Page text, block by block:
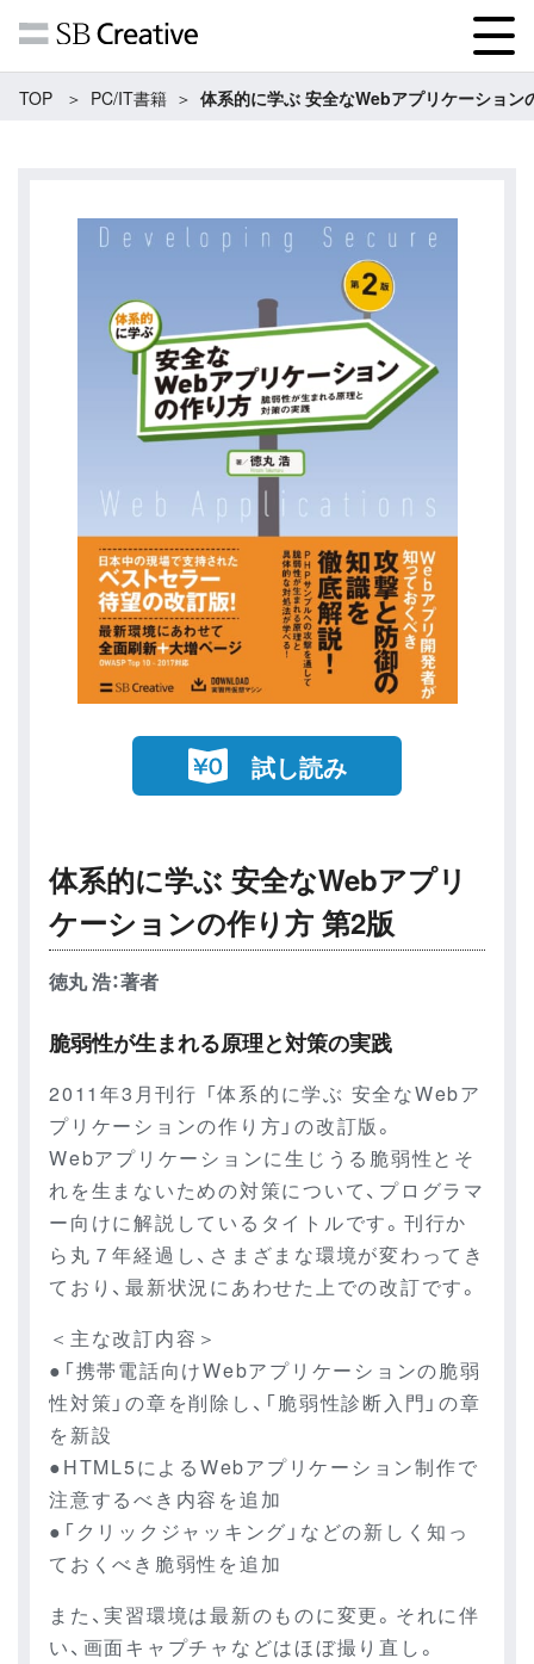
TOP PC/IT書籍 体系的に学ぶ 安全なWebアプリケーション
試し読み
体系的に学ぶ 安全なWebアプリ
ケーションの作り方 第2版
徳丸 浩：著者
脆弱性が生まれる原理と対策の実践
2011年3月刊行 「体系的に学ぶ 安全なWebア
プリケーションの作り方」の改訂版。
Webアプリケーションに生じうる脆弱性とそ
れを生まないための対策について、プログラマ
ー向けに解説しているタイトルです。刊行か
ら丸７年経過し、さまざまな環境が変わってき
ており、最新状況にあわせた上での改訂です。
＜主な改訂内容＞
●「携帯電話向けWebアプリケーションの脆弱
性対策」の章を削除し、「脆弱性診断入門」の章
を新設
●HTML5によるWebアプリケーション制作で
注意するべき内容を追加
●「クリックジャッキング」などの新しく知っ
ておくべき脆弱性を追加
また、実習環境は最新のものに変更。それに伴
い、画面キャプチャなどはほぼ撮り直し。